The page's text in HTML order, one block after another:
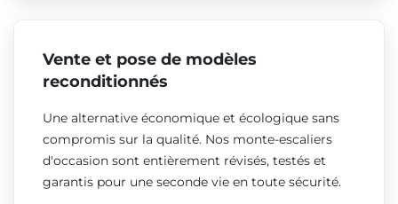
Vente et pose de modèles
reconditionnés
Une alternative économique et écologique sans
compromis sur la qualité. Nos monte-escaliers
d'occasion sont entièrement révisés, testés et
garantis pour une seconde vie en toute sécurité.